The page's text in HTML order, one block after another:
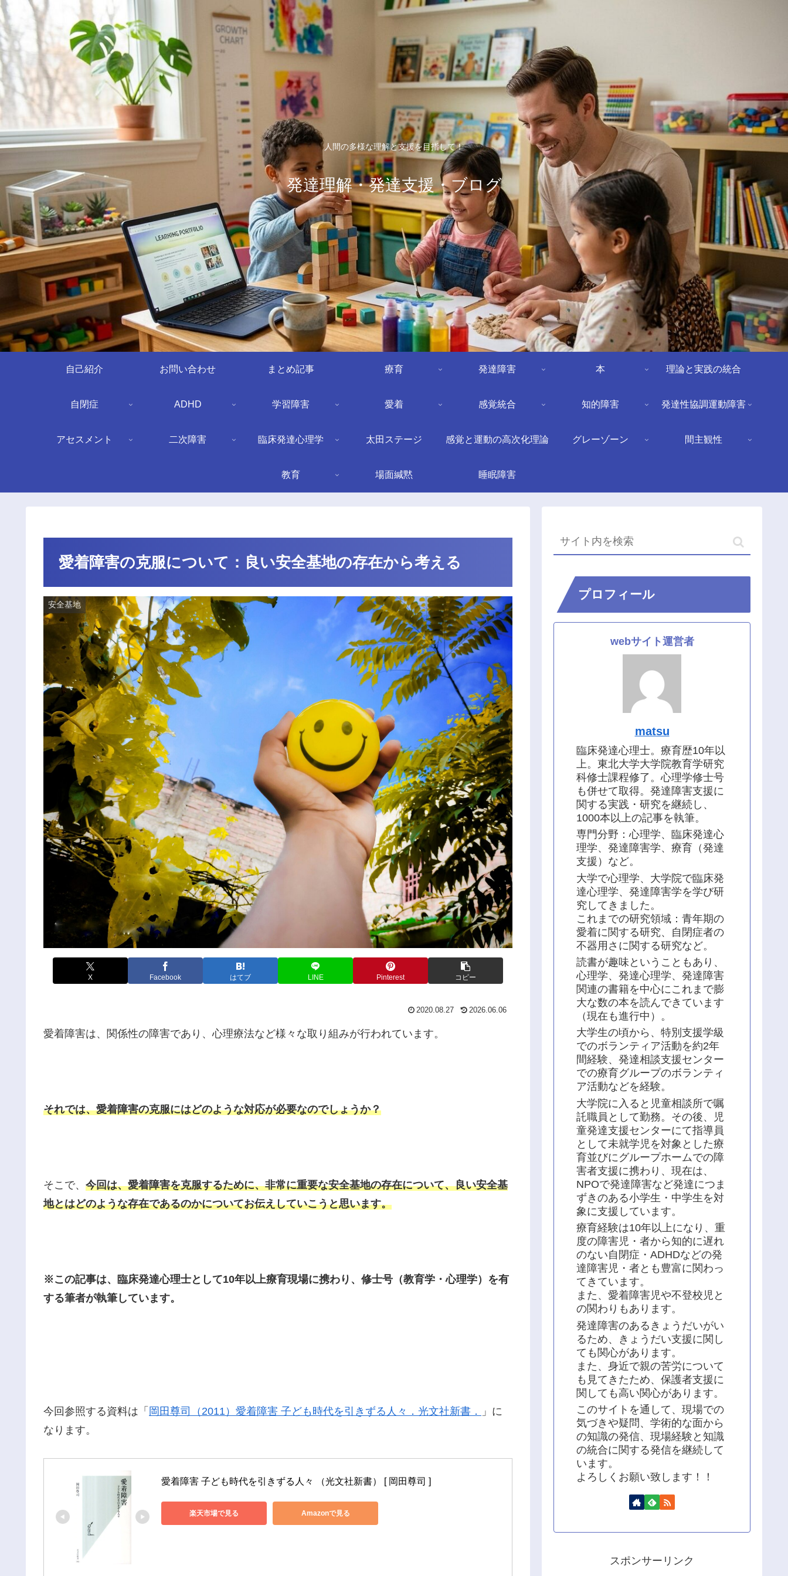
人間の多様な理解と支援を目指して！
発達理解・発達支援・ブログ
自己紹介 お問い合わせ まとめ記事 療育 発達障害 本 理論と実践の統合
自閉症 ADHD 学習障害 愛着 感覚統合 知的障害 発達性協調運動障害
アセスメント 二次障害 臨床発達心理学 太田ステージ 感覚と運動の高次化理論 グレーゾーン 間主観性
教育 場面緘黙 睡眠障害
愛着障害の克服について：良い安全基地の存在から考える
安全基地
X Facebook はてブ LINE Pinterest コピー
2020.08.27 2026.06.06
愛着障害は、関係性の障害であり、心理療法など様々な取り組みが行われています。
それでは、愛着障害の克服にはどのような対応が必要なのでしょうか？
そこで、 今回は、愛着障害を克服するために、非常に重要な安全基地の存在について、良い安全基
地とはどのような存在であるのかについてお伝えしていこうと思います。
※この記事は、臨床発達心理士として10年以上療育現場に携わり、修士号（教育学・心理学）を有
する筆者が執筆しています。
今回参照する資料は「 岡田尊司（2011）愛着障害 子ども時代を引きずる人々．光文社新書．
」に
なります。
愛着障害 子ども時代を引きずる人々 （光文社新書） [ 岡田尊司 ]
楽天市場で見る Amazonで見る
プロフィール
webサイト運営者
matsu
臨床発達心理士。療育歴10年以
上。東北大学大学院教育学研究
科修士課程修了。心理学修士号
も併せて取得。発達障害支援に
関する実践・研究を継続し、
1000本以上の記事を執筆。
専門分野：心理学、臨床発達心
理学、発達障害学、療育（発達
支援）など。
大学で心理学、大学院で臨床発
達心理学、発達障害学を学び研
究してきました。
これまでの研究領域：青年期の
愛着に関する研究、自閉症者の
不器用さに関する研究など。
読書が趣味ということもあり、
心理学、発達心理学、発達障害
関連の書籍を中心にこれまで膨
大な数の本を読んできています
（現在も進行中）。
大学生の頃から、特別支援学級
でのボランティア活動を約2年
間経験、発達相談支援センター
での療育グループのボランティ
ア活動などを経験。
大学院に入ると児童相談所で嘱
託職員として勤務。その後、児
童発達支援センターにて指導員
として未就学児を対象とした療
育並びにグループホームでの障
害者支援に携わり、現在は、
NPOで発達障害など発達につま
ずきのある小学生・中学生を対
象に支援しています。
療育経験は10年以上になり、重
度の障害児・者から知的に遅れ
のない自閉症・ADHDなどの発
達障害児・者とも豊富に関わっ
てきています。
また、愛着障害児や不登校児と
の関わりもあります。
発達障害のあるきょうだいがい
るため、きょうだい支援に関し
ても関心があります。
また、身近で親の苦労について
も見てきたため、保護者支援に
関しても高い関心があります。
このサイトを通して、現場での
気づきや疑問、学術的な面から
の知識の発信、現場経験と知識
の統合に関する発信を継続して
います。
よろしくお願い致します！！
スポンサーリンク